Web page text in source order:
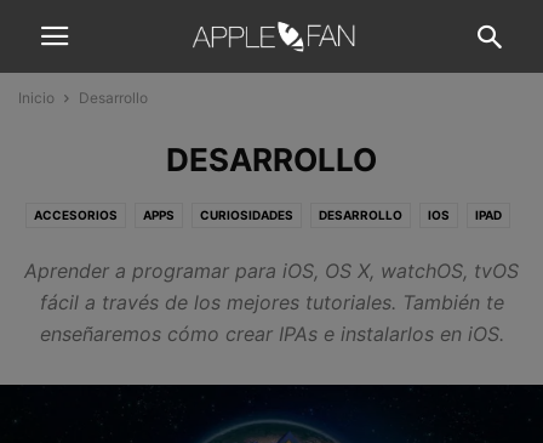
Inicio Desarrollo
DESARROLLO
ACCESORIOS APPS CURIOSIDADES DESARROLLO IOS IPAD
PATROCINADOS REVIEWS TUTORIALES WATCH WATCHOS
Aprender a programar para iOS, OS X, watchOS, tvOS
fácil a través de los mejores tutoriales. También te
enseñaremos cómo crear IPAs e instalarlos en iOS.